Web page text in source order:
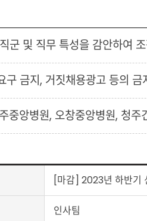
군 및 직무 특성을 감안하여
구 금지, 거짓채용광고 등의
중앙병원, 오창중앙병원, 청주
[마감] 2023년 하반기
인사팀